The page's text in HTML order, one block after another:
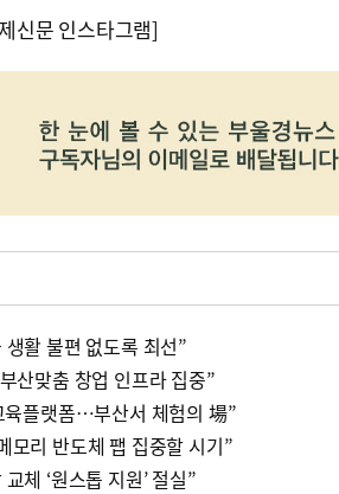
신문 인스타그램]
활 불편 없도록 최선”
산맞춤 창업 인프라 집중”
육플랫폼…부산서 체험의 場”
모리 반도체 팹 집중할 시기”
체 ‘원스톱 지원’ 절실”